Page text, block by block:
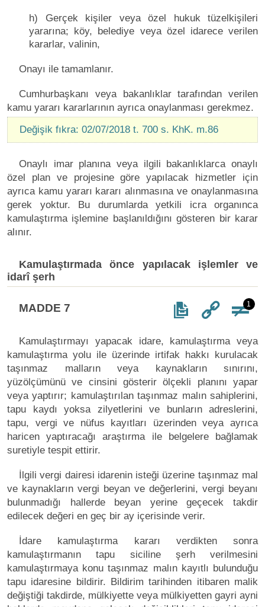
h) Gerçek kişiler veya özel hukuk tüzelkişileri
yararına; köy, belediye veya özel idarece verilen
kararlar, valinin,
Onayı ile tamamlanır.
Cumhurbaşkanı veya bakanlıklar tarafından verilen
kamu yararı kararlarının ayrıca onaylanması gerekmez.
Değişik fıkra: 02/07/2018 t. 700 s. KhK. m.86
Onaylı imar planına veya ilgili bakanlıklarca onaylı
özel plan ve projesine göre yapılacak hizmetler için
ayrıca kamu yararı kararı alınmasına ve onaylanmasına
gerek yoktur. Bu durumlarda yetkili icra organınca
kamulaştırma işlemine başlanıldığını gösteren bir karar
alınır.
Kamulaştırmada önce yapılacak işlemler ve
idarî şerh
MADDE 7 1
Kamulaştırmayı yapacak idare, kamulaştırma veya
kamulaştırma yolu ile üzerinde irtifak hakkı kurulacak
taşınmaz malların veya kaynakların sınırını,
yüzölçümünü ve cinsini gösterir ölçekli planını yapar
veya yaptırır; kamulaştırılan taşınmaz malın sahiplerini,
tapu kaydı yoksa zilyetlerini ve bunların adreslerini,
tapu, vergi ve nüfus kayıtları üzerinden veya ayrıca
haricen yaptıracağı araştırma ile belgelere bağlamak
suretiyle tespit ettirir.
İlgili vergi dairesi idarenin isteği üzerine taşınmaz mal
ve kaynakların vergi beyan ve değerlerini, vergi beyanı
bulunmadığı hallerde beyan yerine geçecek takdir
edilecek değeri en geç bir ay içerisinde verir.
İdare kamulaştırma kararı verdikten sonra
kamulaştırmanın tapu siciline şerh verilmesini
kamulaştırmaya konu taşınmaz malın kayıtlı bulunduğu
tapu idaresine bildirir. Bildirim tarihinden itibaren malik
değiştiği takdirde, mülkiyette veya mülkiyetten gayri ayni